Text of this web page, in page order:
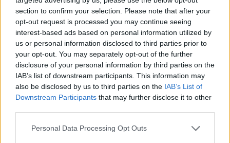
section to confirm your selection. Please note that after your
opt-out request is processed you may continue seeing
interest-based ads based on personal information utilized by
us or personal information disclosed to third parties prior to
your opt-out. You may separately opt-out of the further
disclosure of your personal information by third parties on the
IAB’s list of downstream participants. This information may
also be disclosed by us to third parties on the IAB’s List of
Downstream Participants that may further disclose it to other
Personal Data Processing Opt Outs
καταλαμβάνει η υπέργεια σιδηροδρομική γραμμή και
που προβλέπεται να υπογειοποιηθεί, δεν έγινε δεκτή
από τον ΟΣΕ, γεγονός που προκαλεί εμπόδια και
καθυστερήσεις στο έργο ανάπλασης της παραλιακής
ζώνης.
6. Νομιμοποίηση της υφιστάμενης Μαρίνας σκαφών
(μικρών σκαφών). Η υπάρχουσα δημοτική μαρίνα της
Πάτρας (χωρητικότητας ~600 σκαφών) εξακολουθεί